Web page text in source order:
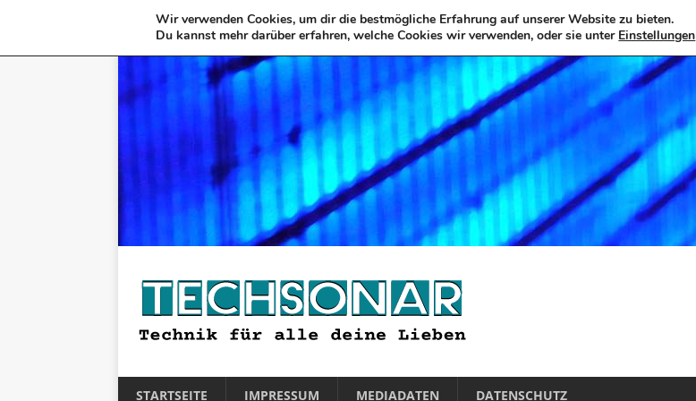
STARTSEITE IMPRESSUM MEDIADATEN DATENSCHUTZ
Wir verwenden Cookies, um dir die bestmögliche Erfahrung auf unserer Website zu bieten.
Du kannst mehr darüber erfahren, welche Cookies wir verwenden, oder sie unter Einstellungen